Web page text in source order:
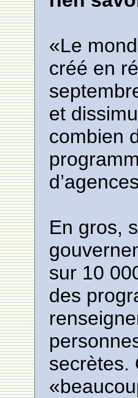
«Le
créé en
et
combien
En gros,
sur 10
des
secrètes.